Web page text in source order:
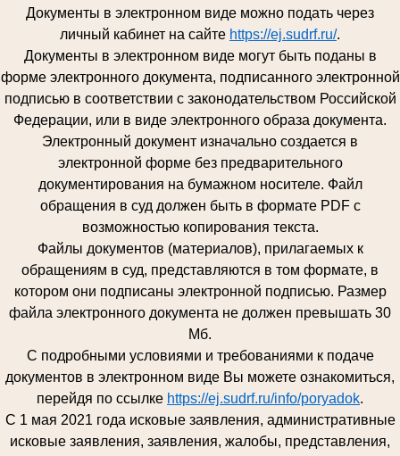
Документы в электронном виде можно подать через
личный кабинет на сайте https://ej.sudrf.ru/.
Документы в электронном виде могут быть поданы в
форме электронного документа, подписанного электронной
подписью в соответствии с законодательством Российской
Федерации, или в виде электронного образа документа.
Электронный документ изначально создается в
электронной форме без предварительного
документирования на бумажном носителе. Файл
обращения в суд должен быть в формате PDF с
возможностью копирования текста.
Файлы документов (материалов), прилагаемых к
обращениям в суд, представляются в том формате, в
котором они подписаны электронной подписью. Размер
файла электронного документа не должен превышать 30
Мб.
С подробными условиями и требованиями к подаче
документов в электронном виде Вы можете ознакомиться,
перейдя по ссылке https://ej.sudrf.ru/info/poryadok.
С 1 мая 2021 года исковые заявления, административные
исковые заявления, заявления, жалобы, представления,